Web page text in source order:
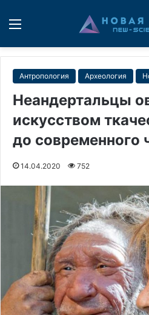
Антропология Археология
Неандертальцы
искусством
до современного
14.04.2020 752